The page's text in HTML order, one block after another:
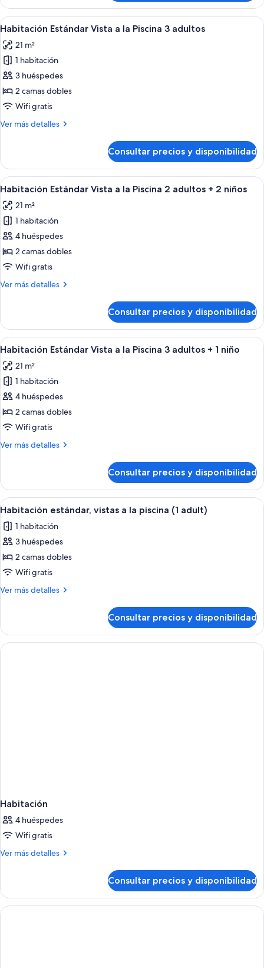
2
adultos
+
1
niño
Estándar
Vista
a
Piscina
2
adultos
+
niño
Abrir
todas
las
fotos
de
Habitación
Estándar
a
3
adultos
Habitación de hotel con dos camas,
10
Habitación Estándar Vista a la Piscina 3 adultos
21 m²
1 habitación
3 huéspedes
2 camas dobles
Wifi gratis
Ver más detalles
Más
Estándar
Vista
a
Piscina
3
adultos
Consultar precios y disponibilidad
Abrir
todas
las
fotos
de
Habitación
Estándar
a
2
adultos
+
2
niños
Habitación de hotel con dos camas,
10
Habitación Estándar Vista a la Piscina 2 adultos + 2 niños
21 m²
1 habitación
4 huéspedes
2 camas dobles
Wifi gratis
Ver más detalles
Más
Estándar
Vista
a
Piscina
2
adultos
+
2
niños
Consultar precios y disponibilidad
Abrir
todas
las
fotos
de
Habitación
Estándar
a
3
adultos
+
niño
Habitación de hotel con dos camas,
10
Habitación Estándar Vista a la Piscina 3 adultos + 1 niño
21 m²
1 habitación
4 huéspedes
2 camas dobles
Wifi gratis
Ver más detalles
Más
Estándar
Vista
a
Piscina
3
+
Consultar precios y disponibilidad
Abrir
todas
las
fotos
de
Habitación
estándar,
la
piscina
(1
Habitación de hotel con dos camas,
10
Habitación estándar, vistas a la piscina (1 adult)
1 habitación
3 huéspedes
2 camas dobles
Wifi gratis
Ver más detalles
Más
estándar,
vistas
a
Consultar precios y disponibilidad
Habitación
4 huéspedes
Wifi gratis
Ver más detalles
Más
Consultar precios y disponibilidad